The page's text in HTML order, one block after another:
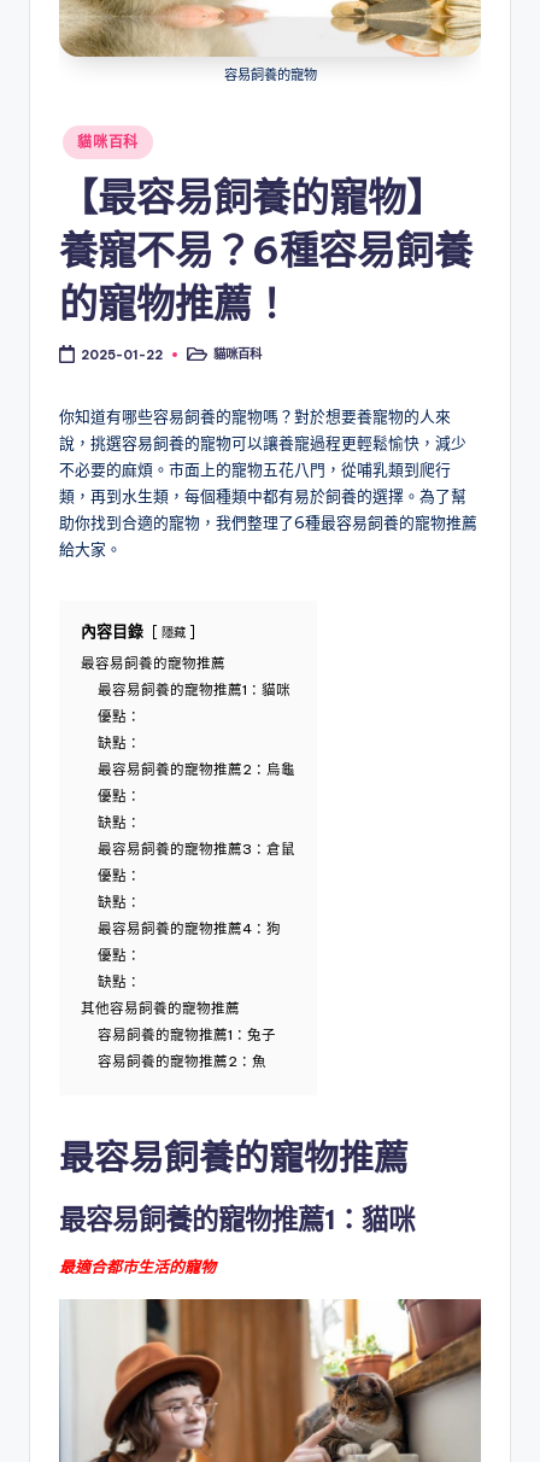
容易飼養的寵物
Posted
in
貓咪百科
【最容易飼養的寵物】
養寵不易？6種容易飼養
的寵物推薦！
2025-01-22
Posted貓咪百科
你知道有哪些容易飼養的寵物嗎？對於想要養寵物的人來
說，挑選容易飼養的寵物可以讓養寵過程更輕鬆愉快，減少
不必要的麻煩。市面上的寵物五花八門，從哺乳類到爬行
類，再到水生類，每個種類中都有易於飼養的選擇。為了幫
助你找到合適的寵物，我們整理了6種最容易飼養的寵物推薦
給大家。
內容目錄 隱藏
最容易飼養的寵物推薦
最容易飼養的寵物推薦1：貓咪
優點：
缺點：
最容易飼養的寵物推薦2：烏龜
優點：
缺點：
最容易飼養的寵物推薦3：倉鼠
優點：
缺點：
最容易飼養的寵物推薦4：狗
優點：
缺點：
其他容易飼養的寵物推薦
容易飼養的寵物推薦1：兔子
容易飼養的寵物推薦2：魚
最容易飼養的寵物推薦
最容易飼養的寵物推薦1：貓咪
最適合都市生活的寵物